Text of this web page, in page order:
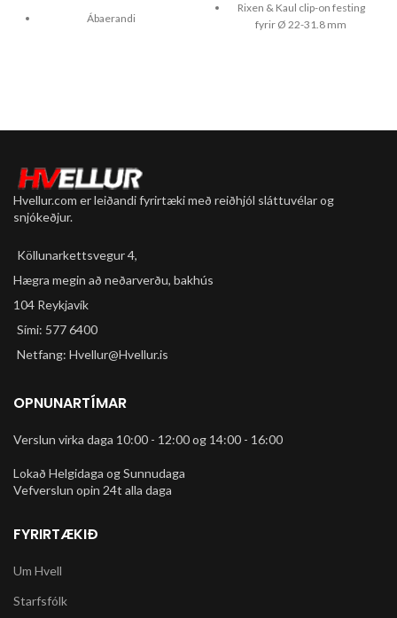
Ábaerandi
Rixen & Kaul clip-on festing
fyrir Ø 22-31.8 mm
Hvellur.com er leiðandi fyrirtæki með reiðhjól sláttuvélar og
snjókeðjur.
Köllunarkettsvegur 4,
Hægra megin að neðarverðu, bakhús
104 Reykjavík
Sími: 577 6400
Netfang: Hvellur@Hvellur.is
OPNUNARTÍMAR
Verslun virka daga 10:00 - 12:00 og 14:00 - 16:00
Lokað Helgidaga og Sunnudaga
Vefverslun opin 24t alla daga
FYRIRTÆKIÐ
Um Hvell
Starfsfólk